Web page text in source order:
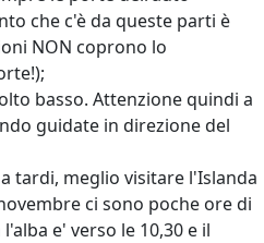
che c'è da queste parti è
NON coprono lo
basso. Attenzione quindi a
guidate in direzione del
tardi, meglio visitare l'Islanda
ci sono poche ore di
e' verso le 10,30 e il